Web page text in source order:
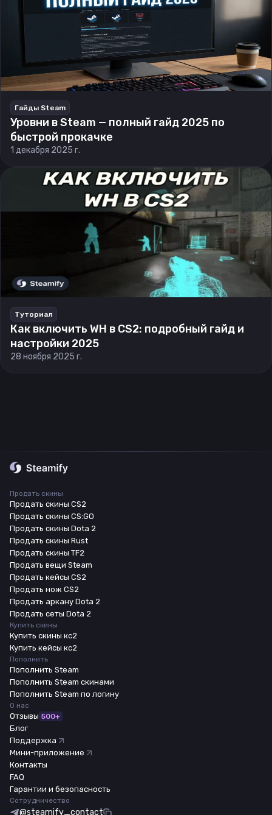
Гайды Steam
Уровни в Steam — полный гайд 2025 по
быстрой прокачке
1 декабря 2025 г.
Туториал
Как включить WH в CS2: подробный гайд и
настройки 2025
28 ноября 2025 г.
Продать скины
Продать скины CS2
Продать скины CS:GO
Продать скины Dota 2
Продать скины Rust
Продать скины TF2
Продать вещи Steam
Продать кейсы CS2
Продать нож CS2
Продать аркану Dota 2
Продать сеты Dota 2
Купить скины
Купить скины кс2
Купить кейсы кс2
Пополнить
Пополнить Steam
Пополнить Steam скинами
Пополнить Steam по логину
О нас
Отзывы 500+
Блог
Поддержка
Мини-приложение
Контакты
FAQ
Гарантии и безопасность
Сотрудничество
@steamify_contact